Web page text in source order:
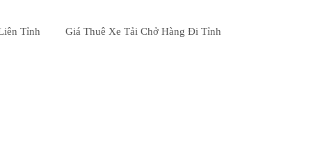
Tỉnh Giá Thuê Xe Tải Chở Hàng Đi Tỉnh